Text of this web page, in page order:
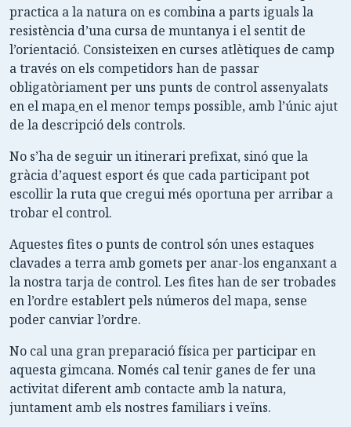
practica a la natura on es combina a parts iguals la
resistència d’una cursa de muntanya i el sentit de
l’orientació. Consisteixen en curses atlètiques de camp
a través on els competidors han de passar
obligatòriament per uns punts de control assenyalats
en el mapa en el menor temps possible, amb l’únic ajut
de la descripció dels controls.
No s’ha de seguir un itinerari prefixat, sinó que la
gràcia d’aquest esport és que cada participant pot
escollir la ruta que cregui més oportuna per arribar a
trobar el control.
Aquestes fites o punts de control són unes estaques
clavades a terra amb gomets per anar-los enganxant a
la nostra tarja de control. Les fites han de ser trobades
en l’ordre establert pels números del mapa, sense
poder canviar l’ordre.
No cal una gran preparació física per participar en
aquesta gimcana. Només cal tenir ganes de fer una
activitat diferent amb contacte amb la natura,
juntament amb els nostres familiars i veïns.